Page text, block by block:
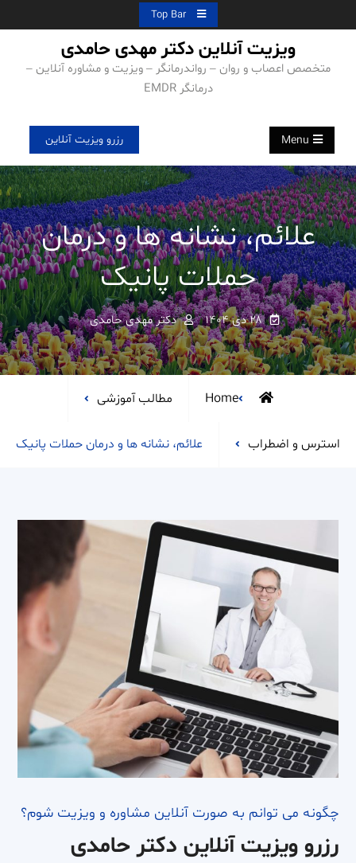
to
Top Bar
ویزیت آنلاین دکتر مهدی حامدی
متخصص اعصاب و روان – رواندرمانگر – ویزیت و مشاوره آنلاین –
درمانگر EMDR
Menu رزرو ویزیت آنلاین
علائم، نشانه ها و درمان
حملات پانیک
۲۸ دی ۱۴۰۴ دکتر مهدی حامدی
Home مطالب آموزشی
استرس و اضطراب علائم، نشانه ها و درمان حملات پانیک
چگونه می توانم به صورت آنلاین مشاوره و ویزیت شوم؟
رزرو ویزیت آنلاین دکتر حامدی